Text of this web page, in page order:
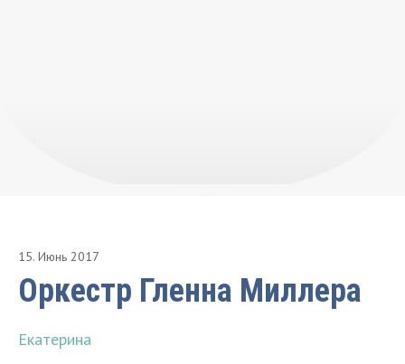
15. Июнь 2017
Оркестр Гленна Миллера
Екатерина